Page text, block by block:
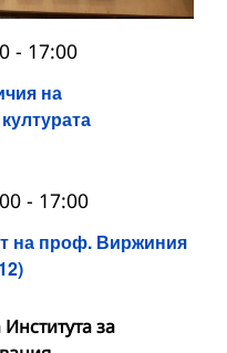
на
- 17:00
на проф. Виржиния
- 17:00
за